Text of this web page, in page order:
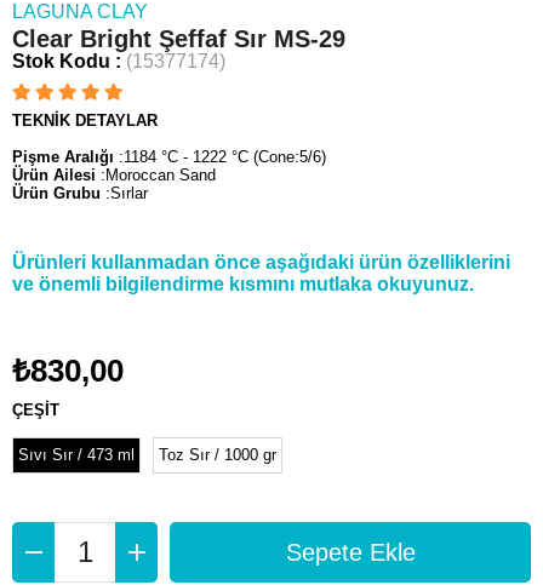
LAGUNA CLAY
Clear Bright Şeffaf Sır MS-29
Stok Kodu (15377174)
TEKNİK DETAYLAR
Pişme Aralığı :1184 °C - 1222 °C (Cone:5/6)
Ürün Ailesi :Moroccan Sand
Ürün Grubu :Sırlar
Ürünleri kullanmadan önce aşağıdaki ürün özelliklerini
ve önemli bilgilendirme kısmını mutlaka okuyunuz.
₺830,00
ÇEŞİT
Sıvı Sır / 473 ml Toz Sır / 1000 gr